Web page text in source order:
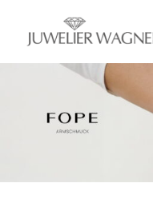
springen
Uhren
Schmuck